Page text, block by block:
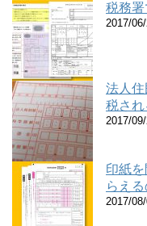
税務
2017/
法人
税され
2017/
印紙
らえる
2017/